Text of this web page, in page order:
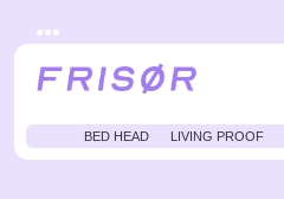
●●●
BED HEAD LIVING PROOF